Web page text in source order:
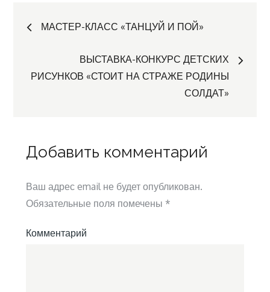
Навигация
МАСТЕР-КЛАСС «ТАНЦУЙ И ПОЙ»
ВЫСТАВКА-КОНКУРС ДЕТСКИХ
РИСУНКОВ «СТОИТ НА СТРАЖЕ РОДИНЫ
СОЛДАТ»
Добавить комментарий
Ваш адрес email не будет опубликован.
Обязательные поля помечены *
Комментарий